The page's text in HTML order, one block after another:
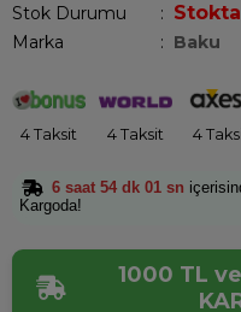
Stok Durumu :
Marka : Baku
4 Taksit 4 Taksit 4
6 saat 54 dk 00 sn
Kargoda!
1000 TL